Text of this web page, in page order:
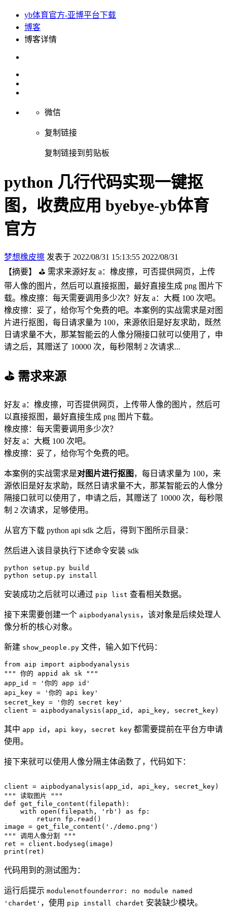
yb体育官方-亚博平台下载
博客
博客详情
微信
复制链接
复制链接到剪贴板
python 几行代码实现一键抠
图，收费应用 byebye-yb体育
官方
梦想橡皮擦 发表于 2022/08/31 15:13:55 2022/08/31
【摘要】 ⛳️ 需求来源好友 a：橡皮擦，可否提供网页，上传
带人像的图片，然后可以直接抠图，最好直接生成 png 图片下
载。橡皮擦：每天需要调用多少次？好友 a：大概 100 次吧。
橡皮擦：妥了，给你写个免费的吧。本案例的实战需求是对图
片进行抠图，每日请求量为 100，来源依旧是好友求助，既然
日请求量不大，那某智能云的人像分隔接口就可以使用了，申
请之后，其赠送了 10000 次，每秒限制 2 次请求...
⛳️ 需求来源
好友 a：橡皮擦，可否提供网页，上传带人像的图片，然后可
以直接抠图，最好直接生成 png 图片下载。
橡皮擦：每天需要调用多少次？
好友 a：大概 100 次吧。
橡皮擦：妥了，给你写个免费的吧。
本案例的实战需求是对图片进行抠图 ，每日请求量为 100，来
源依旧是好友求助，既然日请求量不大，那某智能云的人像分
隔接口就可以使用了，申请之后，其赠送了 10000 次，每秒限
制 2 次请求，足够使用。
从官方下载 python api sdk 之后，得到下图所示目录：
然后进入该目录执行下述命令安装 sdk
python setup.py build
python setup.py install
安装成功之后就可以通过 pip list 查看相关数据。
接下来需要创建一个 aipbodyanalysis ，该对象是后续处理人
像分析的核心对象。
新建 show_people.py 文件，输入如下代码：
from aip import
""" 你的 appid ak sk """
app_id =
'你的 app id'
api_key =
'你的 api key'
secret_key =
'你的 secret key'
client = aipbodyanalysis ( app_id , api_key , secret_key)
其中 app id ， api key， secret key 都需要提前在平台方申请
使用。
接下来就可以使用人像分隔主体函数了，代码如下：
client = aipbodyanalysis ( app_id , api_key , secret_key)
""" 读取图片 """
def get_file_content ( filepath ) :
with open ( filepath , 'rb' ) as fp :
return fp . read ( )
image = get_file_content ( './demo.png' )
""" 调用人像分割 """
ret = client . bodyseg ( image )
print ( ret )
代码用到的测试图为：
运行后提示 modulenotfounderror: no module named
'chardet' ，使用 pip install chardet 安装缺少模块。